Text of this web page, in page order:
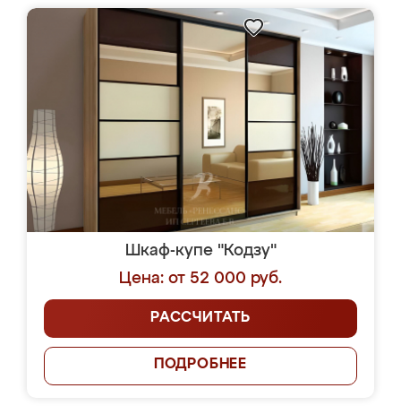
Шкаф-купе "Кодзу"
Цена: от 52 000 руб.
РАССЧИТАТЬ
ПОДРОБНЕЕ